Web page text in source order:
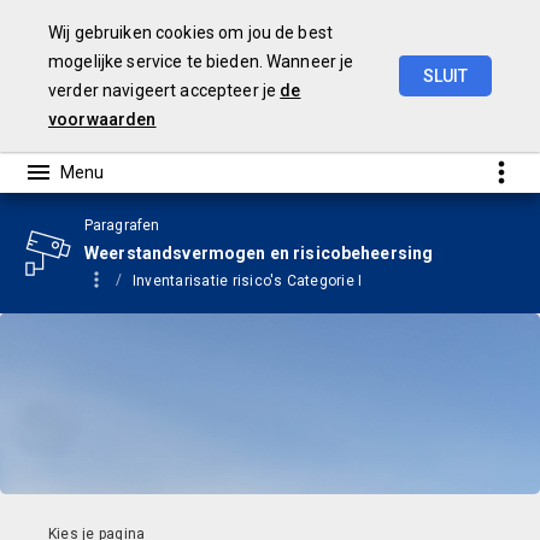
Wij gebruiken cookies om jou de best
mogelijke service te bieden. Wanneer je
verder navigeert accepteer je de
voorwaarden
SLUIT
Paragrafen
Weerstandsvermogen en risicobeheersing
Inventarisatie risico's Categorie I